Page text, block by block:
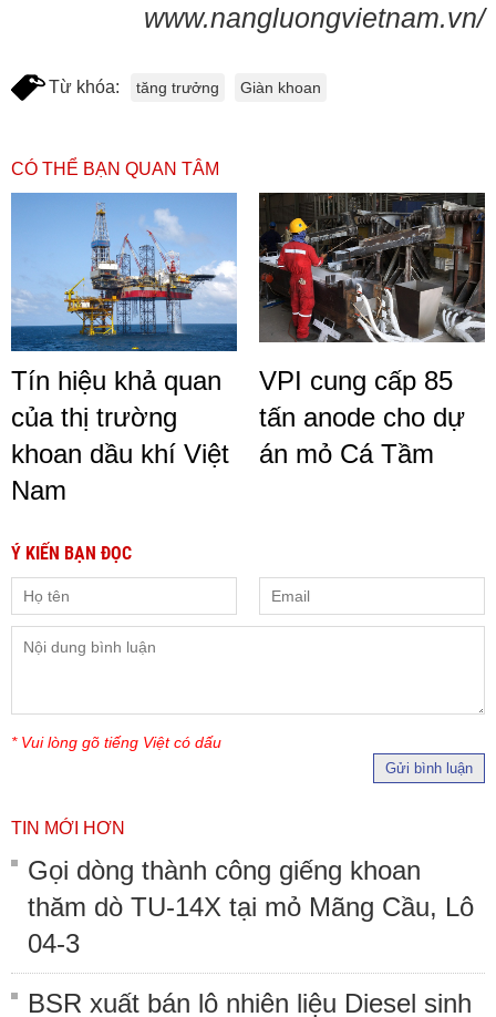
www.nangluongvietnam.vn/
Từ khóa: tăng trưởng Giàn khoan
CÓ THỂ BẠN QUAN TÂM
Tín hiệu khả quan
của thị trường
khoan dầu khí Việt
Nam
VPI cung cấp 85
tấn anode cho dự
án mỏ Cá Tầm
Ý KIẾN BẠN ĐỌC
* Vui lòng gõ tiếng Việt có dấu
Gửi bình luận
TIN MỚI HƠN
Gọi dòng thành công giếng khoan
thăm dò TU-14X tại mỏ Mãng Cầu, Lô
04-3
BSR xuất bán lô nhiên liệu Diesel sinh